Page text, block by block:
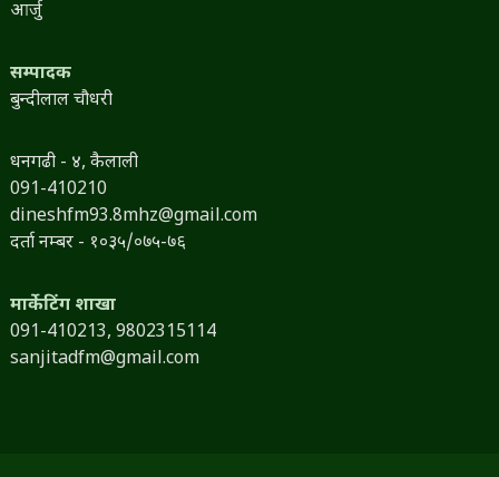
आर्जु
सम्पादक
बुन्दीलाल चौधरी
धनगढी - ४, कैलाली
091-410210
dineshfm93.8mhz@gmail.com
दर्ता नम्बर - १०३५/०७५-७६
मार्केटिंग शाखा
091-410213, 9802315114
sanjitadfm@gmail.com